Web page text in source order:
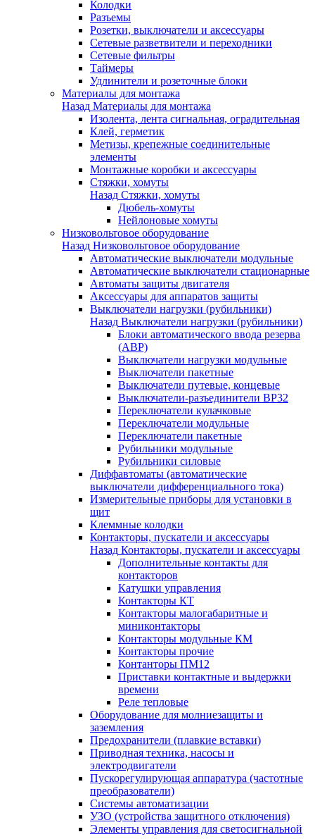
Колодки
Разъемы
Розетки, выключатели и аксессуары
Сетевые разветвители и переходники
Сетевые фильтры
Таймеры
Удлинители и розеточные блоки
Материалы для монтажа
Назад Материалы для монтажа
Изолента, лента сигнальная, оградительная
Клей, герметик
Метизы, крепежные соединительные
элементы
Монтажные коробки и аксессуары
Стяжки, хомуты
Назад Стяжки, хомуты
Дюбель-хомуты
Нейлоновые хомуты
Низковольтовое оборудование
Назад Низковольтовое оборудование
Автоматические выключатели модульные
Автоматические выключатели стационарные
Автоматы защиты двигателя
Аксессуары для аппаратов защиты
Выключатели нагрузки (рубильники)
Назад Выключатели нагрузки (рубильники)
Блоки автоматического ввода резерва
(АВР)
Выключатели нагрузки модульные
Выключатели пакетные
Выключатели путевые, концевые
Выключатели-разъединители ВР32
Переключатели кулачковые
Переключатели модульные
Переключатели пакетные
Рубильники модульные
Рубильники силовые
Диффавтоматы (автоматические
выключатели дифференциального тока)
Измерительные приборы для установки в
щит
Клеммные колодки
Контакторы, пускатели и аксессуары
Назад Контакторы, пускатели и аксессуары
Дополнительные контакты для
контакторов
Катушки управления
Контакторы КТ
Контакторы малогабаритные и
миниконтакторы
Контакторы модульные КМ
Контакторы прочие
Контанторы ПМ12
Приставки контактные и выдержки
времени
Реле тепловые
Оборудование для молниезащиты и
заземления
Предохранители (плавкие вставки)
Приводная техника, насосы и
электродвигатели
Пускорегулирующая аппаратура (частотные
преобразователи)
Системы автоматизации
УЗО (устройства защитного отключения)
Элементы управления для светосигнальной